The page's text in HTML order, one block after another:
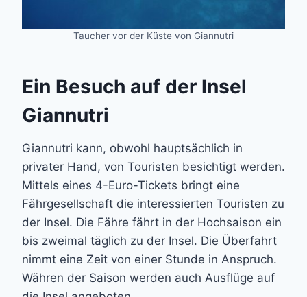
Taucher vor der Küste von Giannutri
Ein Besuch auf der Insel
Giannutri
Giannutri kann, obwohl hauptsächlich in
privater Hand, von Touristen besichtigt werden.
Mittels eines 4-Euro-Tickets bringt eine
Fährgesellschaft die interessierten Touristen zu
der Insel. Die Fähre fährt in der Hochsaison ein
bis zweimal täglich zu der Insel. Die Überfahrt
nimmt eine Zeit von einer Stunde in Anspruch.
Währen der Saison werden auch Ausflüge auf